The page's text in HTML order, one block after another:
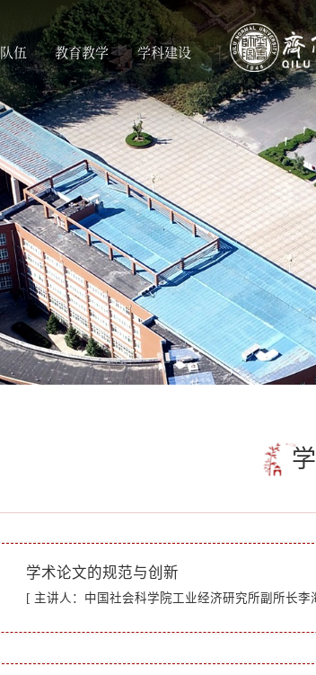
伍 教育教学 学科建设
学术论文的规范与创新